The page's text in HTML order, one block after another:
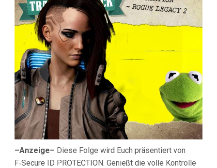
THEMEN
–Anzeige– Diese Folge wird Euch präsentiert von
F‑Secure ID PROTECTION. Genießt die volle Kontrolle